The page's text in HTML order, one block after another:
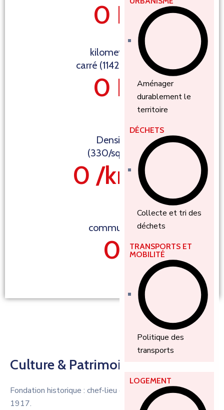
Aménager
durablement le
territoire
DÉCHETS
Collecte et tri des
déchets
TRANSPORTS ET
MOBILITÉ
Politique des
transports
LOGEMENT
0 K
kilometres
carré (1142 sq mi)
0 K
Densité
(330/sq mi)
0 /km2
communes
0
Culture & Patrimoine
Fondation historique : chef-lieu du département depuis
1917.